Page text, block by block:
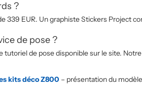
?
339 EUR. Un graphiste Stickers Project
de pose ?
tutoriel de pose disponible sur le site. Notre
kits déco Z800 – présentation du